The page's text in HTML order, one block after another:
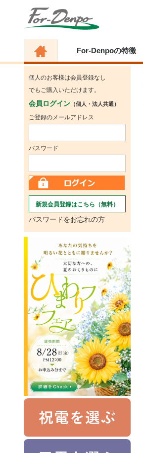
For-Denpoの特徴
個人のお客様は会員登録なし
でもご購入いただけます。
会員ログイン （個人・法人共通）
ご登録のメールアドレス
パスワード
新規会員登録はこちら（無料）
パスワードをお忘れの方